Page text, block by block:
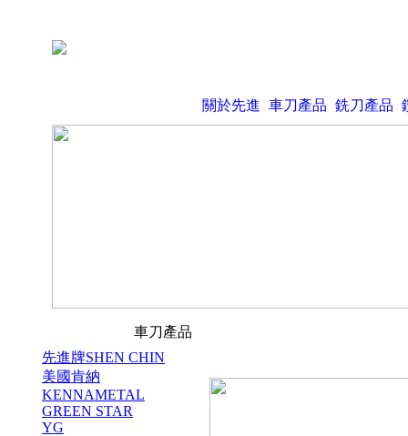
關於先進 車刀產品 銑刀產品
車刀產品
先進牌SHEN CHIN
美國肯納
KENNAMETAL
GREEN STAR
YG